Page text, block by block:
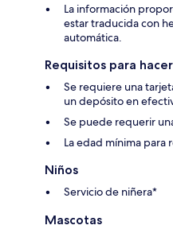
La información
estar traducida con
automática.
Requisitos para
Se requiere una
un depósito en
Se puede requerir
La edad mínima para
Niños
Servicio de niñera*
Mascotas